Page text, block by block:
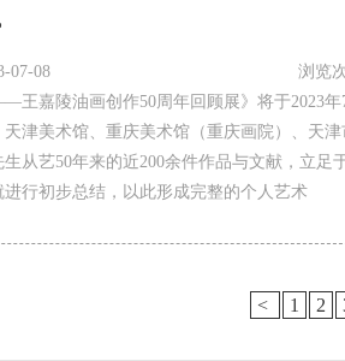
07-08
浏览
王嘉陵油画创作50周年回顾展》将于2023
天津美术馆、重庆美术馆（重庆画院）、天
从艺50年来的近200余件作品与文献，立
行初步总结，以此形成完整的个人艺术
< 1 2